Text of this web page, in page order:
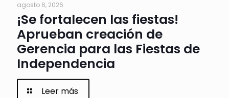
agosto 6, 2026
¡Se fortalecen las fiestas!
Aprueban creación de
Gerencia para las Fiestas de
Independencia
Leer más